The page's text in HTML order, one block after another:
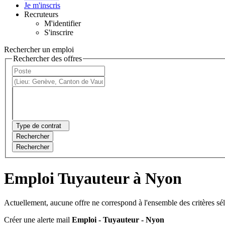
Je m'inscris
Recruteurs
M'identifier
S'inscrire
Rechercher un emploi
Rechercher des offres
Type de contrat
Rechercher
Rechercher
Emploi Tuyauteur à Nyon
Actuellement, aucune offre ne correspond à l'ensemble des critères
Créer une alerte mail Emploi - Tuyauteur - Nyon